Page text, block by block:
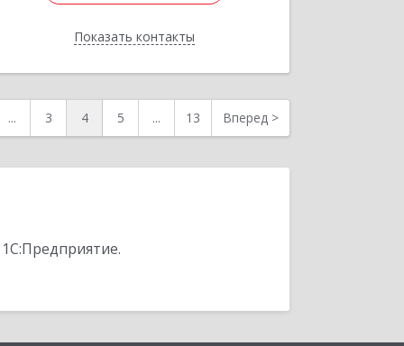
Показать контакты
Назад
... 3 4 5 ... 13 Вперед >